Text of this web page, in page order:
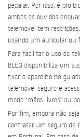
pedalar. Por isso, é
ambos os ouvidos
telemóvel tem
usando um auricular ou
Para facilitar o uso do
BEEQ disponibiliza um
fixar o aparelho no
telemóvel seguro e
modo "mãos-livres" ou
Por fim, embora não
contratar um seguro de